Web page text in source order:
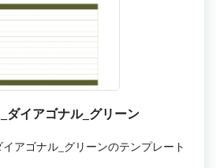
ダイアゴナル_グリーン
アゴナル_グリーンのテンプレート